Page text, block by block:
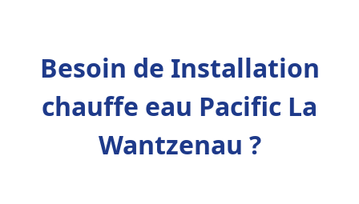
Besoin de Installation
chauffe eau Pacific La
Wantzenau ?